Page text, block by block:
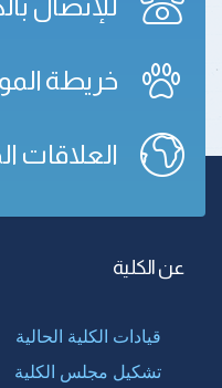
خريطة
العلاقات
عن الكلية
قيادات الكلية الحالية
تشكيل مجلس الكلية